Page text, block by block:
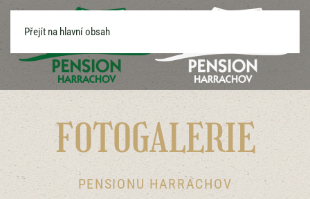
Přejít na hlavní obsah
FOTOGALERIE
PENSIONU HARRACHOV